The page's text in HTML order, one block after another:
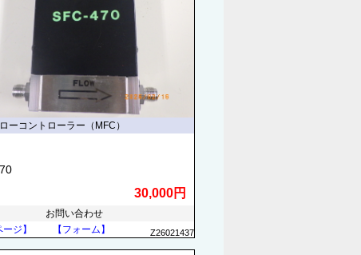
ーコントローラー（MFC）
30,000円
お問い合わせ
ージ】
【フォーム】 Z26021437